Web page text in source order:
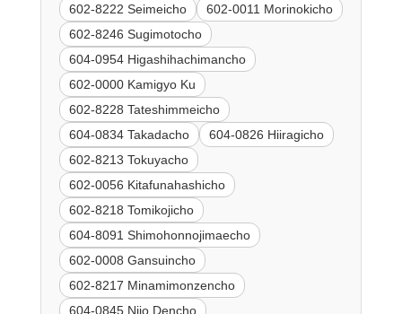
602-8222 Seimeicho
602-0011 Morinokicho
602-8246 Sugimotocho
604-0954 Higashihachimancho
602-0000 Kamigyo Ku
602-8228 Tateshimmeicho
604-0834 Takadacho
604-0826 Hiiragicho
602-8213 Tokuyacho
602-0056 Kitafunahashicho
602-8218 Tomikojicho
604-8091 Shimohonnojimaecho
602-0008 Gansuincho
602-8217 Minamimonzencho
604-0845 Nijo Dencho